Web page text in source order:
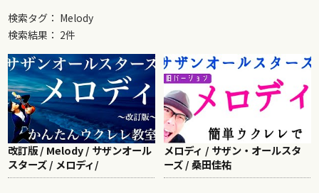
検索タグ： Melody
検索結果： 2件
改訂版 / Melody / サザンオール
スターズ / メロディ/
メロディ / サザン・オールスタ
ーズ / 桑田佳祐